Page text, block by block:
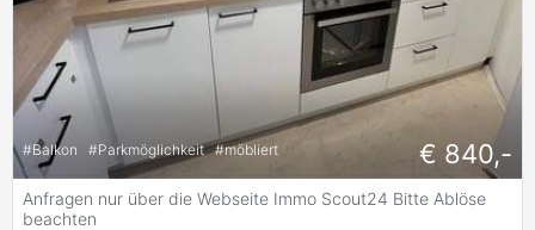
#Balkon #Parkmöglichkeit #möbliert € 840,-
Anfragen nur über die Webseite Immo Scout24 Bitte Ablöse
beachten